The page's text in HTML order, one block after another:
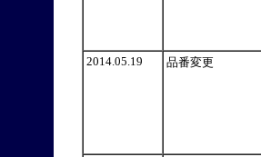
2014.05.19
品番変更